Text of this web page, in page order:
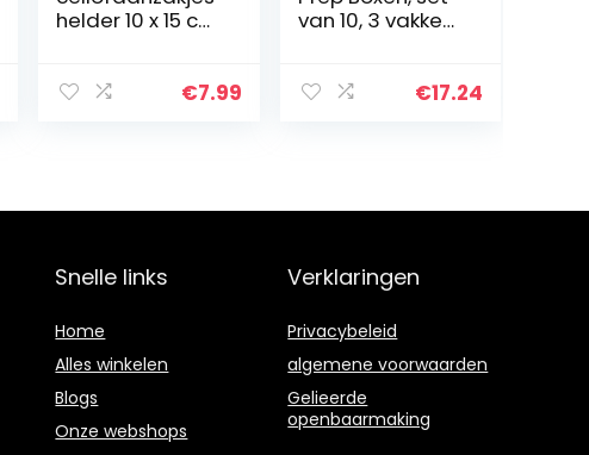
helder 10 x 15 cm
transparant
€7.99
van 10, 3 vakken,
endig, kunststof
€17.24
Snelle links
Home
Alles winkelen
Blogs
Onze webshops
Verklaringen
Privacybeleid
algemene voorwaarden
Gelieerde
openbaarmaking